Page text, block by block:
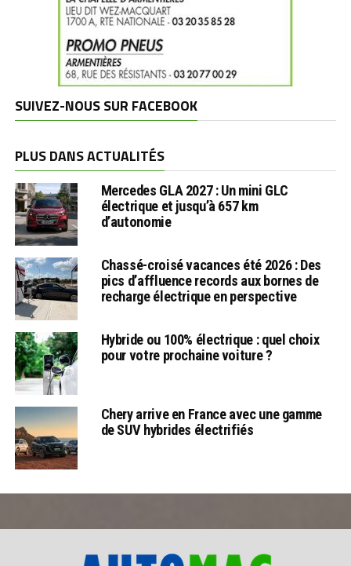
SUIVEZ-NOUS SUR FACEBOOK
PLUS DANS ACTUALITÉS
Mercedes GLA 2027 : Un mini GLC
électrique et jusqu’à 657 km
d’autonomie
Chassé-croisé vacances été 2026 : Des
pics d’affluence records aux bornes de
recharge électrique en perspective
Hybride ou 100% électrique : quel choix
pour votre prochaine voiture ?
Chery arrive en France avec une gamme
de SUV hybrides électrifiés